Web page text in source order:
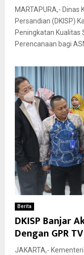
MARTAPURA,-
Persandian (DKISP)
Peningkatan Kualitas
Perencanaan bagi
Berita
DKISP Banjar
Dengan GPR TV
JAKARTA,-